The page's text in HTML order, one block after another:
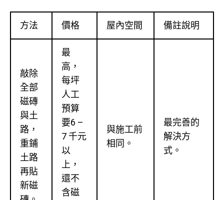
方法 價格 屋內空間 備註說明
敲除
全部
磁磚
與土
路，
重鋪
土路
再貼
新磁
最
高，
每坪
人工
預算
要6 –
7 千元
以
上，
還不
含磁
與施工前
相同。
最完善的
解決方
式。